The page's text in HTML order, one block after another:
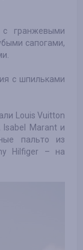
с гранжевыми
сапогами,
с шпильками
Louis Vuitton
Isabel Marant и
пальто из
Hilfiger – на